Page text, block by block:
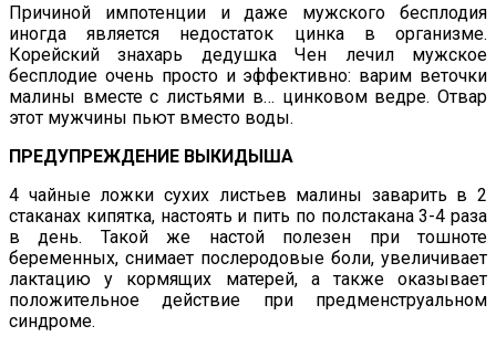
Причиной импотенции и даже мужского бесплодия
иногда является недостаток цинка в организме.
Корейский знахарь дедушка Чен лечил мужское
бесплодие очень просто и эффективно: варим веточки
малины вместе с листьями в… цинковом ведре. Отвар
этот мужчины пьют вместо воды.
ПРЕДУПРЕЖДЕНИЕ ВЫКИДЫША
4 чайные ложки сухих листьев малины заварить в 2
стаканах кипятка, настоять и пить по полстакана 3-4 раза
в день. Такой же настой полезен при тошноте
беременных, снимает послеродовые боли, увеличивает
лактацию у кормящих матерей, а также оказывает
положительное действие при предменструальном
синдроме.